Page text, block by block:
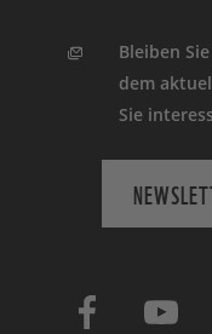
Bleiben
dem
Sie